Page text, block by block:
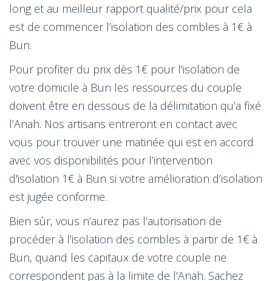
long et au meilleur rapport qualité/prix pour cela
est de commencer l’isolation des combles à 1€ à
Bun.
Pour profiter du prix dès 1€ pour l'isolation de
votre domicile à Bun les ressources du couple
doivent être en dessous de la délimitation qu’a fixé
l’Anah. Nos artisans entreront en contact avec
vous pour trouver une matinée qui est en accord
avec vos disponibilités pour l’intervention
d'isolation 1€ à Bun si votre amélioration d’isolation
est jugée conforme.
Bien sûr, vous n’aurez pas l’autorisation de
procéder à l’isolation des combles à partir de 1€ à
Bun, quand les capitaux de votre couple ne
correspondent pas à la limite de l’Anah. Sachez